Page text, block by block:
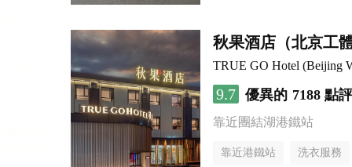
秋果酒店（北京工
TRUE GO Hotel (Beijing
9.7 優異的 7188 點評
靠近團結湖港鐵站
靠近港鐵站 洗衣服務